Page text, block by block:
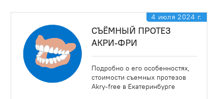
4 июля 2024 г.
СЪЁМНЫЙ ПРОТЕЗ
АКРИ-ФРИ
Подробно о его особенностях,
стоимости съемных протезов
Akry-free в Екатеринбурге